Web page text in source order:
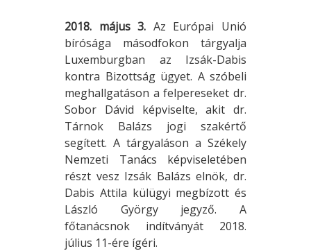
2018. május 3. Az Európai Unió
bírósága másodfokon tárgyalja
Luxemburgban az Izsák-Dabis
kontra Bizottság ügyet. A szóbeli
meghallgatáson a felpereseket dr.
Sobor Dávid képviselte, akit dr.
Tárnok Balázs jogi szakértő
segített. A tárgyaláson a Székely
Nemzeti Tanács képviseletében
részt vesz Izsák Balázs elnök, dr.
Dabis Attila külügyi megbízott és
László György jegyző. A
főtanácsnok indítványát 2018.
július 11-ére ígéri.